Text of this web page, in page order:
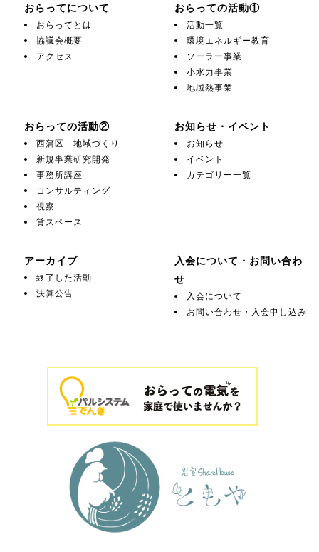
おらってについて
おらってとは
協議会概要
アクセス
おらっての活動①
活動一覧
環境エネルギー教育
ソーラー事業
小水力事業
地域熱事業
おらっての活動②
西蒲区 地域づくり
新規事業研究開発
事務所講座
コンサルティング
視察
貸スペース
お知らせ・イベント
お知らせ
イベント
カテゴリー一覧
アーカイブ
終了した活動
決算公告
入会について・お問い合わ
せ
入会について
お問い合わせ・入会申し込み